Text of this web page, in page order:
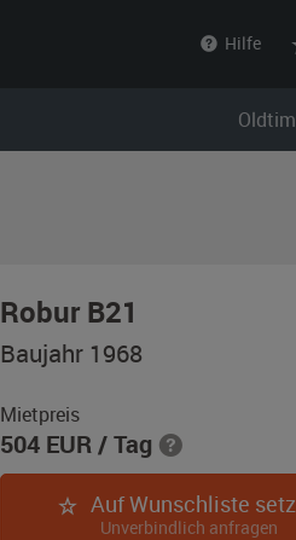
Hilfe
Robur B21
Baujahr
/
weiß
Baujahr 1968
Mietpreis
504 EUR/ Tag
Auf Wunschliste
Unverbindlich anfragen